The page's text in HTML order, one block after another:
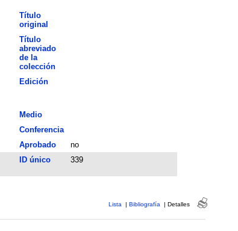
Título
original
Título
abreviado
de la
colección
Edición
Medio
Conferencia
Aprobado
no
ID único 339
Lista | Bibliografía | Detalles